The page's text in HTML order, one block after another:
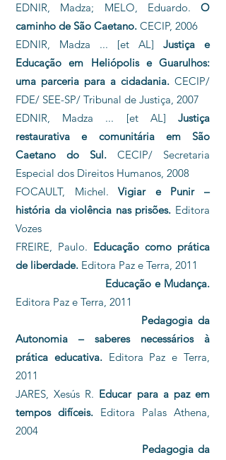
EDNIR, Madza; MELO, Eduardo. O
caminho de São Caetano. CECIP, 2006
EDNIR, Madza ... [et AL] Justiça e
Educação em Heliópolis e Guarulhos:
uma parceria para a cidadania. CECIP/
FDE/ SEE-SP/ Tribunal de Justiça, 2007
EDNIR, Madza ... [et AL] Justiça
restaurativa e comunitária em São
Caetano do Sul. CECIP/ Secretaria
Especial dos Direitos Humanos, 2008
FOCAULT, Michel.Vigiar e Punir –
história da violência nas prisões. Editora
Vozes
FREIRE, Paulo. Educação como prática
de liberdade. Editora Paz e Terra, 2011
Educação e Mudança.
Editora Paz e Terra, 2011
Pedagogia da
Autonomia – saberes necessários à
prática educativa.Editora Paz e Terra,
2011
JARES, Xesús R. Educar para a paz em
tempos difíceis. Editora Palas Athena,
2004
Pedagogia da